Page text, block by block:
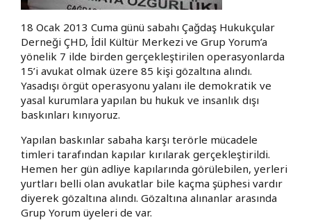
18 Ocak 2013 Cuma günü sabahı Çağdaş Hukukçular
Derneği ÇHD, İdil Kültür Merkezi ve Grup Yorum’a
yönelik 7 ilde birden gerçekleştirilen operasyonlarda
15’i avukat olmak üzere 85 kişi gözaltına alındı.
Yasadışı örgüt operasyonu yalanı ile demokratik ve
yasal kurumlara yapılan bu hukuk ve insanlık dışı
baskınları kınıyoruz.
Yapılan baskınlar sabaha karşı terörle mücadele
timleri tarafından kapılar kırılarak gerçekleştirildi.
Hemen her gün adliye kapılarında görülebilen, yerleri
yurtları belli olan avukatlar bile kaçma şüphesi vardır
diyerek gözaltına alındı. Gözaltına alınanlar arasında
Grup Yorum üyeleri de var.